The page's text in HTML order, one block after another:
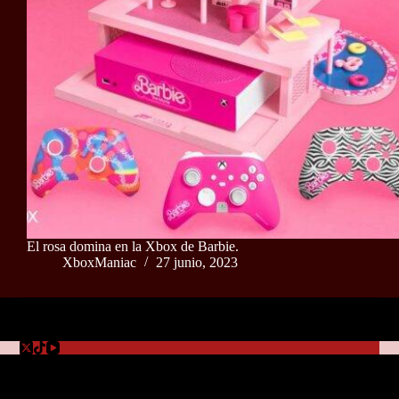
El rosa domina en la Xbox de Barbie.
XboxManiac
27 junio, 2023